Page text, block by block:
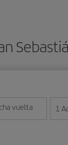
día/mes/año
vuelta
la fecha en 1